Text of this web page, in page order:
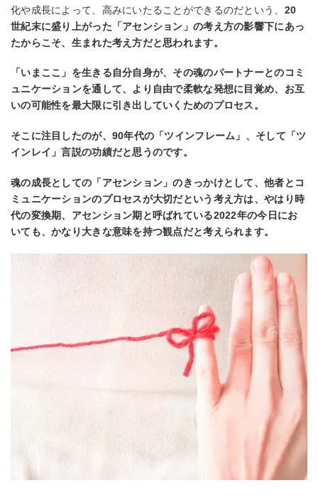
化や成⻑によって、⾼みにいたることができるのだという、 20
世紀末に盛り上がった「アセンション」の考え⽅の影響下にあっ
たからこそ、⽣まれた考え⽅だと思われます。
「いまここ」を⽣きる⾃分⾃⾝が、その魂のパートナーとのコミ
ュニケーションを通して、より⾃由で柔軟な発想に⽬覚め、お互
いの可能性を最⼤限に引き出していくためのプロセス。
そこに注⽬したのが、90年代の「ツインフレーム」、そして「ツ
インレイ」⾔説の功績だと思うのです。
魂の成⻑としての「アセンション」のきっかけとして、他者とコ
ミュニケーションのプロセスが⼤切だという考え⽅は、やはり時
代の変換期、アセンション期と呼ばれている2022年の今⽇にお
いても、かなり⼤きな意味を持つ観点だと考えられます。